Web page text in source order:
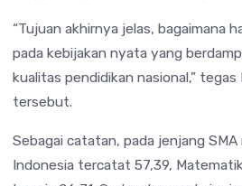
“Tujuan akhirnya jelas, bagaimana
pada kebijakan nyata yang
kualitas pendidikan nasional,”
tersebut.
Sebagai catatan, pada jenjang
Indonesia tercatat 57,39,